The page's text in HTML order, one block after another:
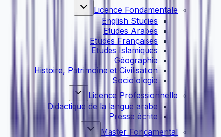
Licence Fondamentale
English Studies
Etudes Arabes
Etudes Françaises
Etudes Islamiques
Géographie
Histoire, Patrimoine et Civilisation
Sociolologie
Licence Professionnelle
Didactique de la langue arabe
Presse écrite
Master Fondamental